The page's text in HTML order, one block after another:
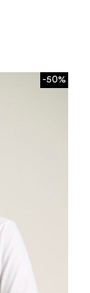
-50%